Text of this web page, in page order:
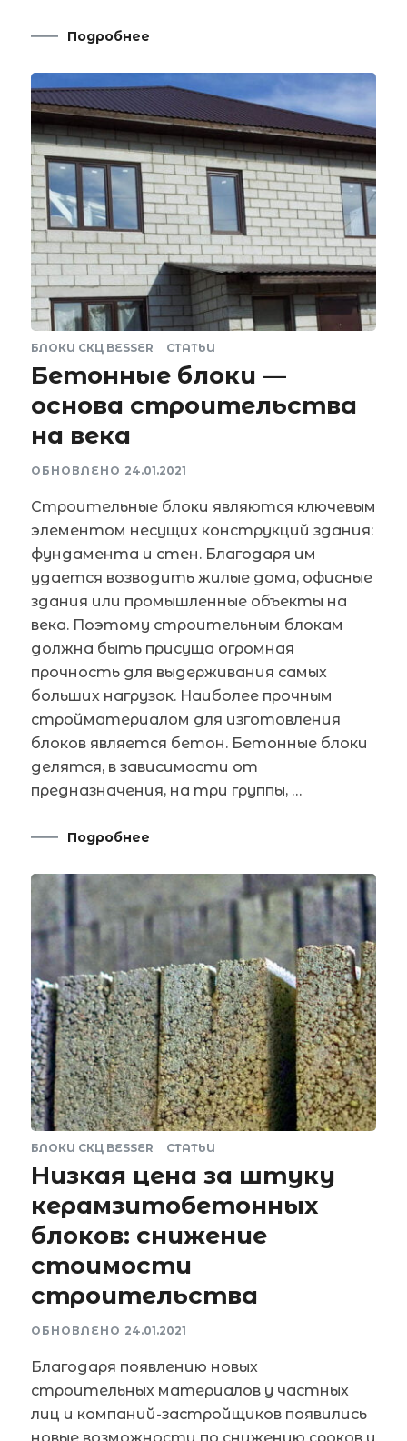
Подробнее
БЛОКИ СКЦ BESSER СТАТЬИ
Бетонные блоки —
основа строительства
на века
ОБНОВЛЕНО 24.01.2021
Строительные блоки являются ключевым
элементом несущих конструкций здания:
фундамента и стен. Благодаря им
удается возводить жилые дома, офисные
здания или промышленные объекты на
века. Поэтому строительным блокам
должна быть присуща огромная
прочность для выдерживания самых
больших нагрузок. Наиболее прочным
стройматериалом для изготовления
блоков является бетон. Бетонные блоки
делятся, в зависимости от
предназначения, на три группы, …
Подробнее
БЛОКИ СКЦ BESSER СТАТЬИ
Низкая цена за штуку
керамзитобетонных
блоков: снижение
стоимости
строительства
ОБНОВЛЕНО 24.01.2021
Благодаря появлению новых
строительных материалов у частных
лиц и компаний-застройщиков появились